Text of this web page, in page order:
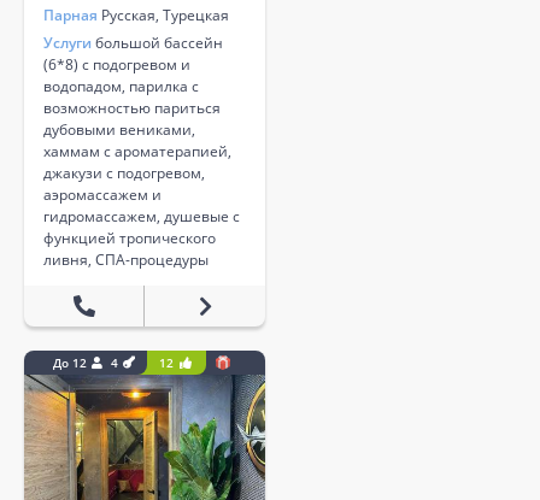
Парная Русская, Турецкая
Услуги большой бассейн
(6*8) с подогревом и
водопадом, парилка с
возможностью париться
дубовыми вениками,
хаммам с ароматерапией,
джакузи с подогревом,
аэромассажем и
гидромассажем, душевые с
функцией тропического
ливня, СПА-процедуры
До 12 4 12